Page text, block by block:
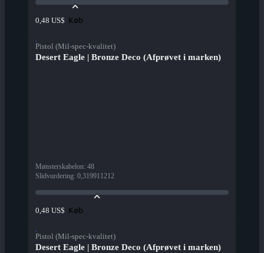
0,48 US$ Køb
Pistol (Mil-spec-kvalitet)
Desert Eagle | Bronze Deco (Afprøvet i marken)
Mønsterskabelon: 48
Slidvurdering: 0,319911212
0,48 US$ Køb
Pistol (Mil-spec-kvalitet)
Desert Eagle | Bronze Deco (Afprøvet i marken)